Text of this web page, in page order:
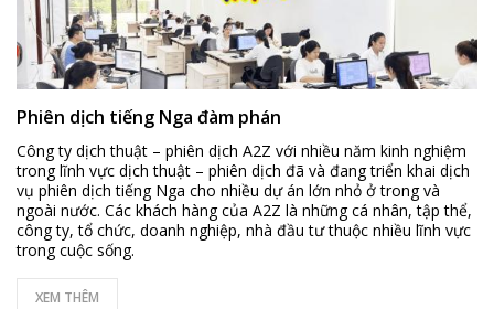
Phiên dịch tiếng Nga đàm phán
Công ty dịch thuật – phiên dịch A2Z với nhiều năm kinh nghiệm
trong lĩnh vực dịch thuật – phiên dịch đã và đang triển khai dịch
vụ phiên dịch tiếng Nga cho nhiều dự án lớn nhỏ ở trong và
ngoài nước. Các khách hàng của A2Z là những cá nhân, tập thể,
công ty, tổ chức, doanh nghiệp, nhà đầu tư thuộc nhiều lĩnh vực
trong cuộc sống.
XEM THÊM